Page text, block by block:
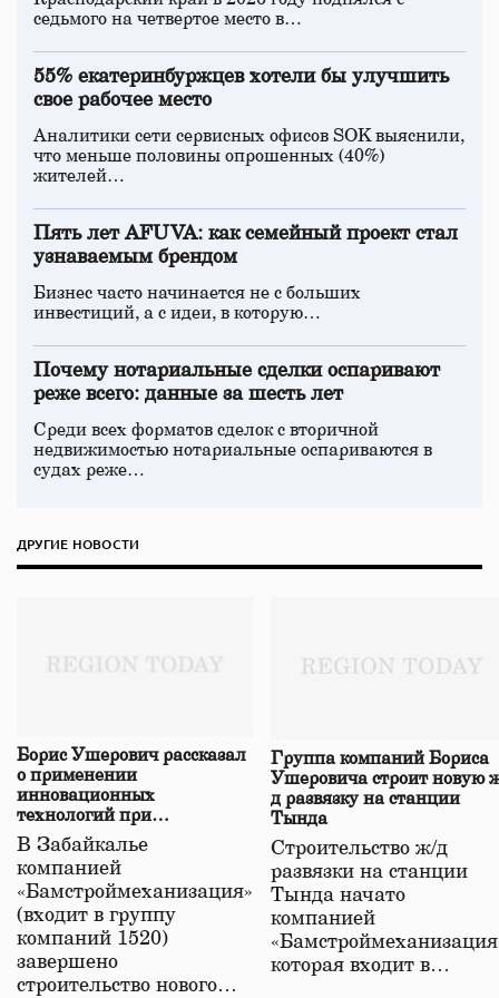
седьмого на четвертое место в…
55% екатеринбуржцев хотели бы улучшить
свое рабочее место
Аналитики сети сервисных офисов SOK выяснили,
что меньше половины опрошенных (40%)
жителей…
Пять лет AFUVA: как семейный проект стал
узнаваемым брендом
Бизнес часто начинается не с больших
инвестиций, а с идеи, в которую…
Почему нотариальные сделки оспаривают
реже всего: данные за шесть лет
Среди всех форматов сделок с вторичной
недвижимостью нотариальные оспариваются в
судах реже…
ДРУГИЕ НОВОСТИ
Борис Ушерович рассказал
о применении
инновационных
технологий при
строительстве нового моста
в Забайкалье
В Забайкалье
компанией
«Бамстроймеханизация»
(входит в группу
компаний 1520)
завершено
строительство нового…
Группа компаний Бориса
Ушеровича строит новую
д развязку на станции
Тында
Строительство ж/д
развязки на станции
Тында начато
компанией
которая входит в…